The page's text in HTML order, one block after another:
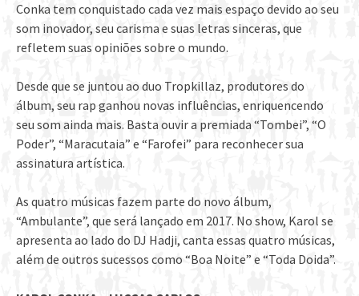
Conka tem conquistado cada vez mais espaço devido ao seu
som inovador, seu carisma e suas letras sinceras, que
refletem suas opiniões sobre o mundo.
Desde que se juntou ao duo Tropkillaz, produtores do
álbum, seu rap ganhou novas influências, enriquencendo
seu som ainda mais. Basta ouvir a premiada “Tombei”, “O
Poder”, “Maracutaia” e “Farofei” para reconhecer sua
assinatura artística.
As quatro músicas fazem parte do novo álbum,
“Ambulante”, que será lançado em 2017. No show, Karol se
apresenta ao lado do DJ Hadji, canta essas quatro músicas,
além de outros sucessos como “Boa Noite” e “Toda Doida”.